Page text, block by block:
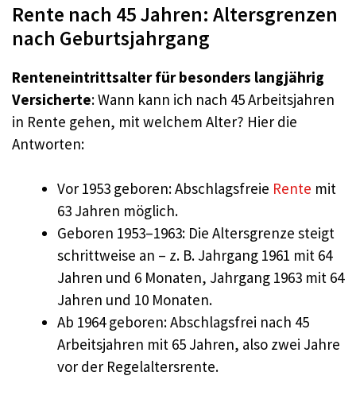
Rente nach 45 Jahren: Altersgrenzen
nach Geburtsjahrgang
Renteneintrittsalter für besonders langjährig
Versicherte: Wann kann ich nach 45 Arbeitsjahren
in Rente gehen, mit welchem Alter? Hier die
Antworten:
Vor 1953 geboren: Abschlagsfreie Rente mit
63 Jahren möglich.
Geboren 1953–1963: Die Altersgrenze steigt
schrittweise an – z. B. Jahrgang 1961 mit 64
Jahren und 6 Monaten, Jahrgang 1963 mit 64
Jahren und 10 Monaten.
Ab 1964 geboren: Abschlagsfrei nach 45
Arbeitsjahren mit 65 Jahren, also zwei Jahre
vor der Regelaltersrente.